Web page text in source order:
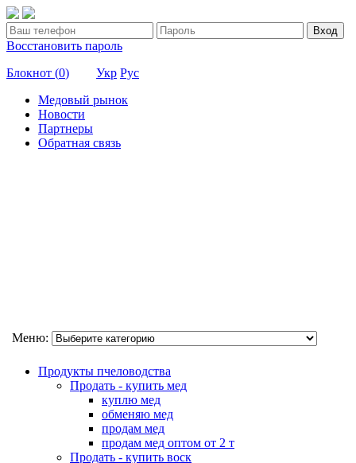
Вход
Восстановить пароль
Блокнот (0) Укр Рус
Медовый рынок
Новости
Партнеры
Обратная связь
Меню:
Продукты пчеловодства
Продать - купить мед
куплю мед
обменяю мед
продам мед
продам мед оптом от 2 т
Продать - купить воск